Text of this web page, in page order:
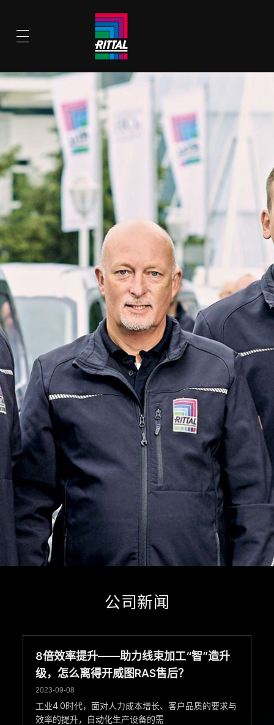
公司新闻
8倍效率提升——助力线束加工“智”造升
级，怎么离得开威图RAS售后？
2023-09-08
工业4.0时代，面对人力成本增长、客户品质的要求与
效率的提升，自动化生产设备的需